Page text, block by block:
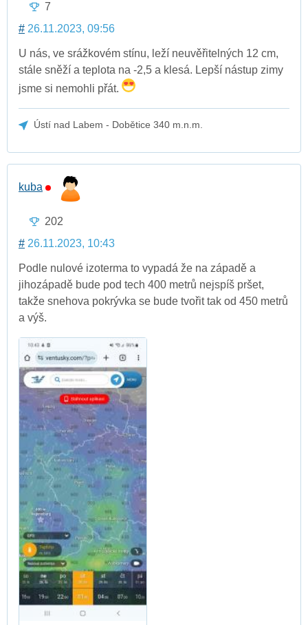
7
# 26.11.2023, 09:56
U nás, ve srážkovém stínu, leží neuvěřitelných 12 cm,
stále sněží a teplota na -2,5 a klesá. Lepší nástup zimy
jsme si nemohli přát.
Ústí nad Labem - Dobětice 340 m.n.m.
kuba
202
# 26.11.2023, 10:43
Podle nulové izoterma to vypadá že na západě a
jihozápadě bude pod tech 400 metrů nejspíš pršet,
takže snehova pokrývka se bude tvořit tak od 450 metrů
a výš.